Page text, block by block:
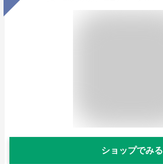
ショップでみる